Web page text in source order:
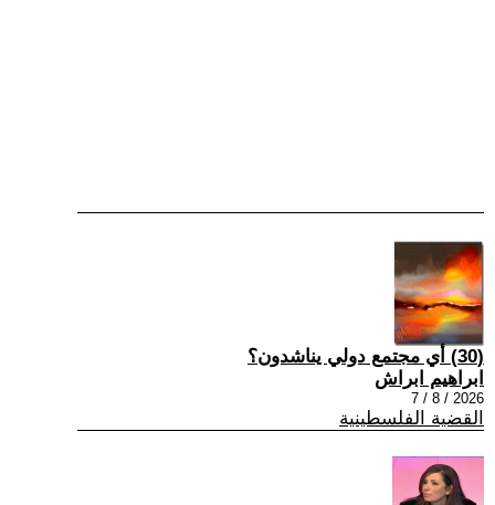
(30) أي مجتمع دولي يناشدون؟
ابراهيم ابراش
2026 / 8 / 7
القضية الفلسطينية